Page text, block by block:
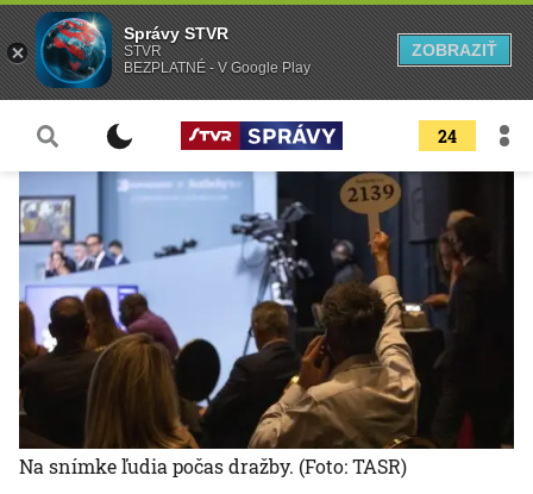
24
Na snímke ľudia počas dražby. (Foto: TASR)
Správy STVR
STVR
BEZPLATNÉ - V Google Play
ZOBRAZIŤ